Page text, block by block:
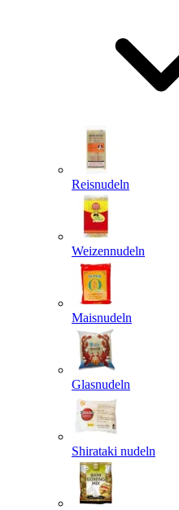
Reisnudeln
Weizennudeln
Maisnudeln
Glasnudeln
Shirataki nudeln